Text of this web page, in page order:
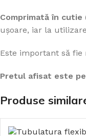
Comprimată în cutie
ușoare, iar la
Este important să
Pretul afisat este
Produse